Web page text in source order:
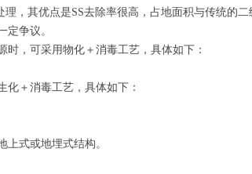
理，其优点是SS去除率很高，占地面积与传统的
定争议。
，可采用物化＋消毒工艺，具体如下：
化＋消毒工艺，具体如下：
式或地埋式结构。